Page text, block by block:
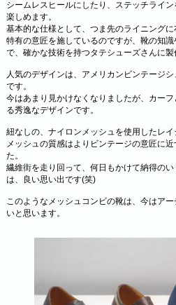
シームレスヒールにしたり、ステッチライ
楽しめます。
基本的な仕様として、つま先のライニング
特有の意匠を施しているのですが、靴の知
で、確かな技術を持つタテシューズさんに製
人気のデザインは、アメリカンビンテージ
です。
今はあまり見かけなくなりましたが、カー
る秀逸なデザインです。
紐なしの、ナイロンメッシュを使用したレイ
メッシュの質感はよりビンテージの意匠に
た。
繊維街を走り回って、何日もかけて納得の
は、良い思い出です(笑)
このようなメッシュコンビの靴は、今はア
いと思います。